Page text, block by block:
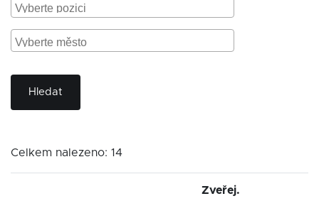
Hledat
Celkem nalezeno: 14
Zveřej.